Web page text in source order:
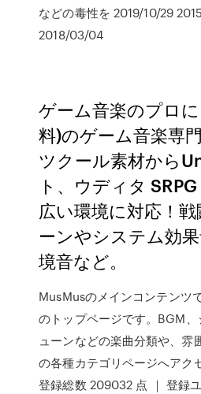
などの毒性を 2019/10/29
2018/03/04
ゲーム音楽のプロ
料)のゲーム音楽専
ツクール素材から
ト、ウディタ
広い環境に対応！
ーンやシステム効
境音など。
MusMusのメインコンテンツ
のトップページです。BGM
ューンなどの楽曲分類や、雰
の各種カテゴリページへアク
登録総数 209032 点 ｜ 登録